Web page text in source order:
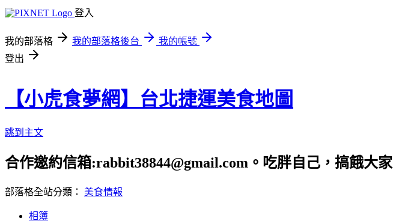
登入
我的部落格 我的部落格後台
我的帳號
登出
【小虎食夢網】台北捷運美食地圖
跳到主文
合作邀約信箱:rabbit38844@gmail.com。吃胖自己，搞餓大家
部落格全站分類： 美食情報
相簿